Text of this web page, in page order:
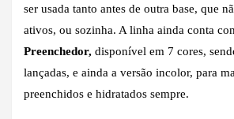
ser usada tanto antes de outra base, que
ativos, ou sozinha. A linha ainda conta
Preenchedor, disponível em 7 cores,
lançadas, e ainda a versão incolor, para
preenchidos e hidratados sempre.